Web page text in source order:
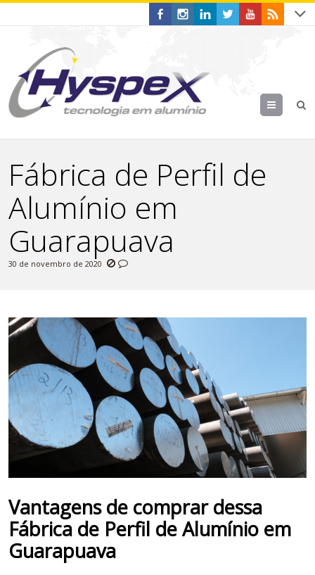
Menu
Fábrica de Perfil de
Alumínio em
Guarapuava
30 de novembro de 2020
Vantagens de comprar dessa
Fábrica de Perfil de Alumínio em
Guarapuava